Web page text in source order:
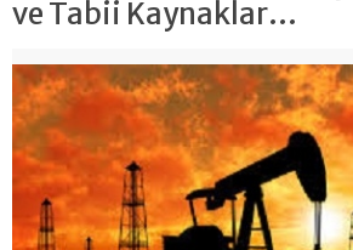
ve Tabii Kaynaklar...